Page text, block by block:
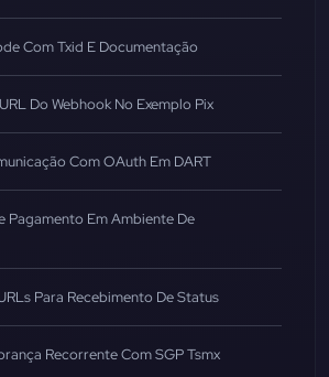
Com Txid E Documentação
Do Webhook No Exemplo Pix
Com OAuth Em DART
Pagamento Em Ambiente De
Para Recebimento De Status
Recorrente Com SGP Tsmx